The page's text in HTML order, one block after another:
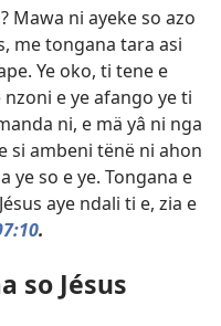
Mawa ni ayeke so azo
me tongana tara asi
Ye oko, ti tene e
e ye afango ye ti
ni, e mä yâ ni nga
si ambeni tënë ni ahon
ye so e ye. Tongana e
aye ndali ti e, zia e
.
so Jésus